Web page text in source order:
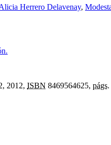
Herrero Delavenay,
, 2012, ISBN 8469564625, págs.